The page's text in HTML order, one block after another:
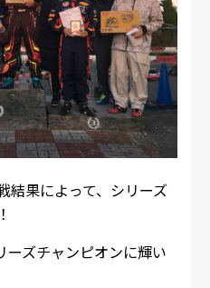
結果によって、シリーズ
ーズチャンピオンに輝い